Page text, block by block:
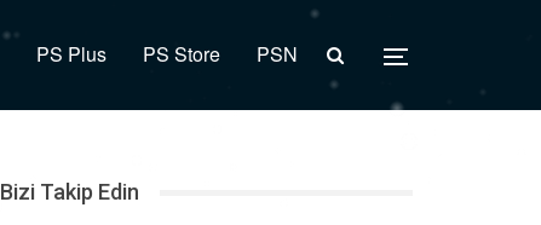
PS Plus PS Store PSN
Bizi Takip Edin